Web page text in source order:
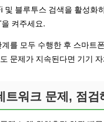
및 블루투스 검색을 활성화
켜주세요.
계를 모두 수행한 후 스마트
문제가 지속된다면 기기
트워크 문제, 점검